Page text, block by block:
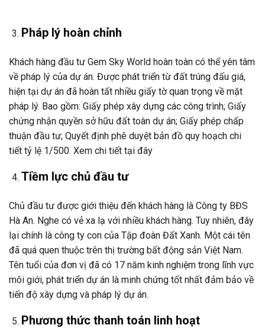
Pháp lý hoàn chỉnh
Khách hàng đầu tư Gem Sky World hoàn toàn có thể yên tâm
về pháp lý của dự án. Được phát triển từ đất trúng đấu giá,
hiện tại dự án đã hoàn tất nhiều giấy tờ quan trọng về mặt
pháp lý. Bao gồm: Giấy phép xây dựng các công trình; Giấy
chứng nhận quyền sở hữu đất toàn dự án; Giấy phép chấp
thuận đầu tư; Quyết định phê duyệt bản đồ quy hoạch chi
tiết tỷ lệ 1/500. Xem chi tiết tại đây
Tiềm lực chủ đầu tư
Chủ đầu tư được giới thiệu đến khách hàng là Công ty BĐS
Hà An. Nghe có vẻ xa lạ với nhiều khách hàng. Tuy nhiên, đây
lại chính là công ty con của Tập đoàn Đất Xanh. Một cái tên
đã quá quen thuộc trên thị trường bất động sản Việt Nam.
Tên tuổi của đơn vị đã có 17 năm kinh nghiệm trong lĩnh vực
môi giới, phát triển dự án là minh chứng tốt nhất đảm bảo về
tiến độ xây dựng và pháp lý dự án.
Phương thức thanh toán linh hoạt